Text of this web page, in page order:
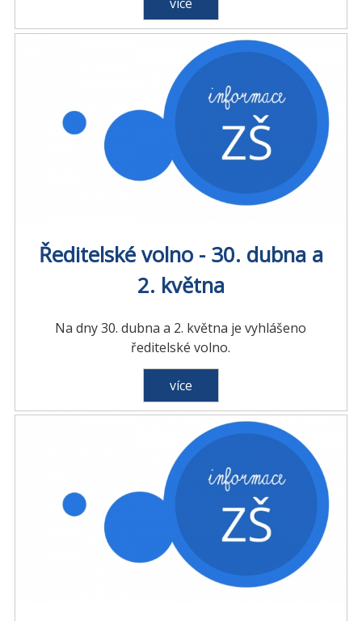
Ředitelské volno - 30. dubna a
2. května
Na dny 30. dubna a 2. května je vyhlášeno
ředitelské volno.
více